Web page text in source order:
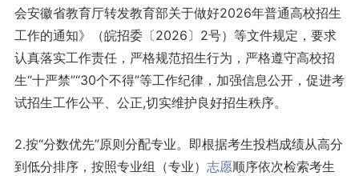
会安徽省教育厅转发教育部关于做好2026年普通高校招生
工作的通知》（皖招委〔2026〕2号）等文件规定，要求
认真落实工作责任，严格规范招生行为，严格遵守高校招
生“十严禁”“30个不得”等工作纪律，加强信息公开，促进考
试招生工作公平、公正,切实维护良好招生秩序。
2.按“分数优先”原则分配专业。即根据考生投档成绩从高分
到低分排序，按照专业组（专业） 志愿顺序依次检索考生